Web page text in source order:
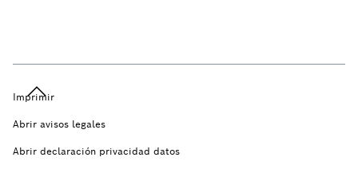
Imprimir
Abrir avisos legales
Abrir declaración privacidad datos